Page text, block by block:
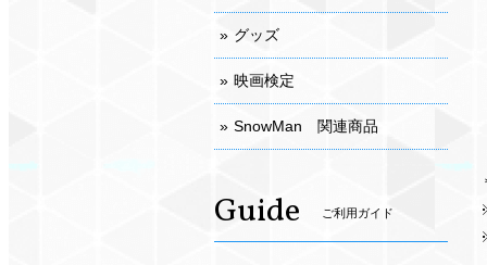
グッズ
映画検定
SnowMan 関連商品
Guide ご利用ガイド